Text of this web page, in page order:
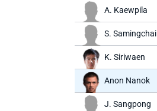
A. Kaewpila
S. Samingchai
K. Siriwaen
Anon Nanok
J. Sangpong